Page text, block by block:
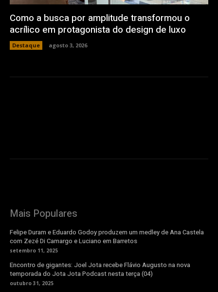
Como a busca por amplitude transformou o
acrílico em protagonista do design de luxo
Destaque agosto 3, 2026
Mais Populares
Felipe Duram e Eduardo Godoy produzem um medley de Ana Castela
com Zezé Di Camargo e Luciano em Barretos
setembro 11, 2025
Encontro de gigantes: Joel Jota recebe Flávio Augusto na nova
temporada do Jota Jota Podcast nesta terça (04)
outubro 31, 2025